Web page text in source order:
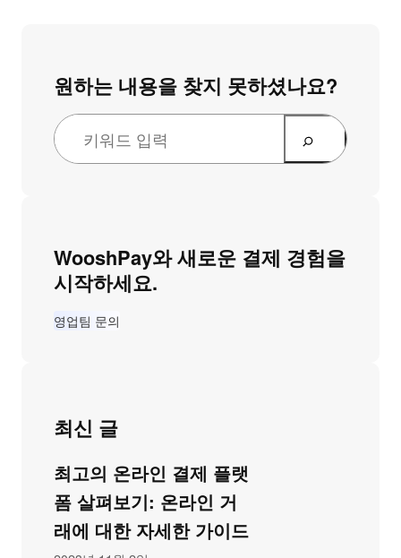
원하는 내용을 찾지 못하셨나요?
WooshPay와 새로운 결제 경험을
시작하세요.
영업팀 문의
최신 글
최고의 온라인 결제 플랫
폼 살펴보기: 온라인 거
래에 대한 자세한 가이드